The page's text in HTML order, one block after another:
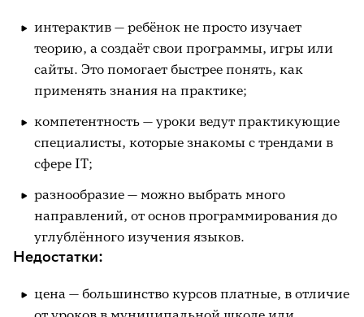
интерактив — ребёнок не просто изучает
теорию, а создаёт свои программы, игры или
сайты. Это помогает быстрее понять, как
применять знания на практике;
компетентность — уроки ведут практикующие
специалисты, которые знакомы с трендами в
сфере IT;
разнообразие — можно выбрать много
направлений, от основ программирования до
углублённого изучения языков.
Недостатки:
цена — большинство курсов платные, в отличие